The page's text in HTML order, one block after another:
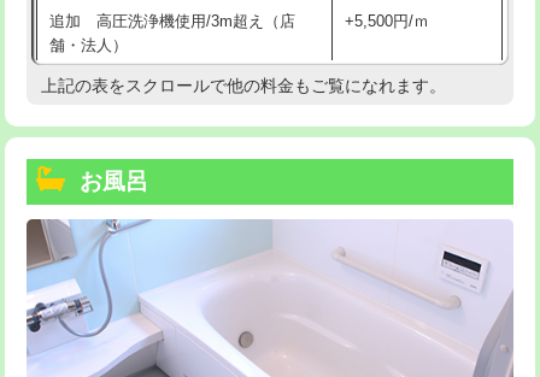
追加 高圧洗浄機使用/3m超え（店
舗・法人）
+5,500円/ｍ
高度高圧洗浄換 現地調査
トーラー機使用/3mまで
追加トーラー機使用/3m超え
カメラ調査 33,000円
桝清掃 8,800円
上記の表をスクロールで他の料金もご覧になれます。
お風呂